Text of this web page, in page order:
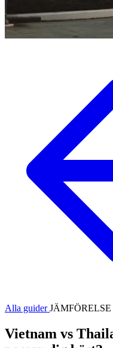
Alla guiderJÄMFÖRELSE
Vietnam vs